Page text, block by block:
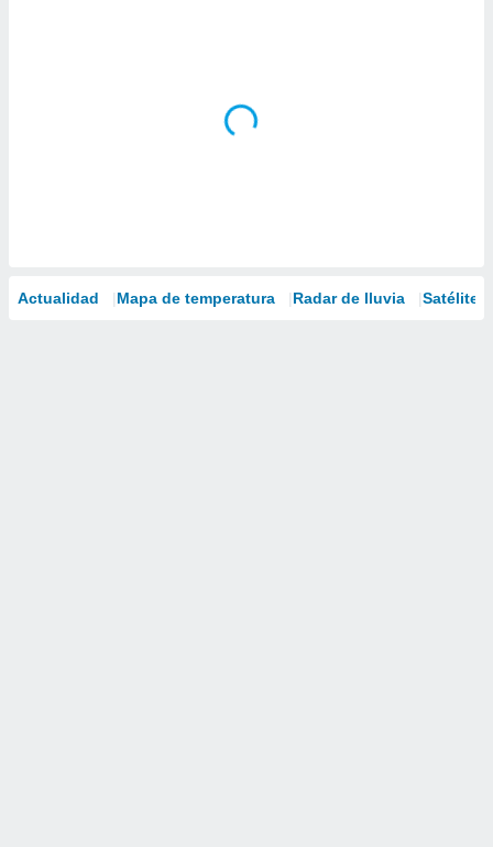
Actualidad Mapa de temperatura Radar de lluvia Satélites